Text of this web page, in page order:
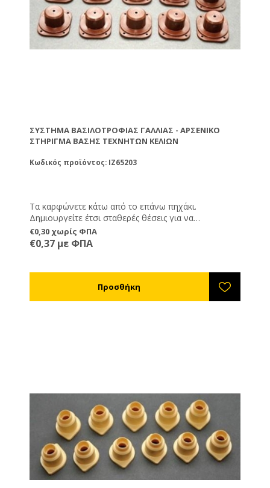
ΣΎΣΤΗΜΑ ΒΑΣΙΛΟΤΡΟΦΊΑΣ ΓΑΛΛΊΑΣ - ΑΡΣΕΝΙΚΌ
ΣΤΉΡΙΓΜΑ ΒΆΣΗΣ ΤΕΧΝΗΤΏΝ ΚΕΛΙΏΝ
Κωδικός προϊόντος: IZ65203
Τα καρφώνετε κάτω από το επάνω πηχάκι.
Δημιουργείτε έτσι σταθερές θέσεις για να
κουμπώσουν προσωρινά οι βάσεις τεχνητών κελιών
ref.IZ65202.
€0,30 χωρίς ΦΠΑ
€0,37 με ΦΠΑ